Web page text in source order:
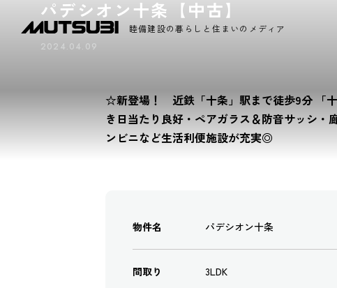
睦備建設の暮らしと住まいのメディア
パデシオン十条【中古】
2024.04.09
☆新登場！ 近鉄「十条」駅まで徒歩9分 「
き日当たり良好・ペアガラス＆防音サッシ
ンビニなど生活利便施設が充実◎
物件名 パデシオン十条
間取り 3LDK